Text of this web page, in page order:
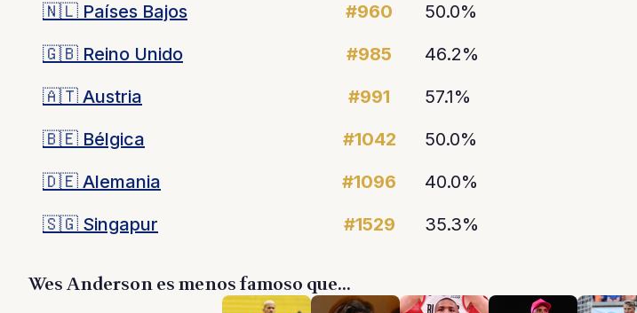
🇳🇱 Países Bajos #960 50.0%
🇬🇧 Reino Unido #985 46.2%
🇦🇹 Austria #991 57.1%
🇧🇪 Bélgica #1042 50.0%
🇩🇪 Alemania #1096 40.0%
🇸🇬 Singapur #1529 35.3%
Wes Anderson es menos famoso que...